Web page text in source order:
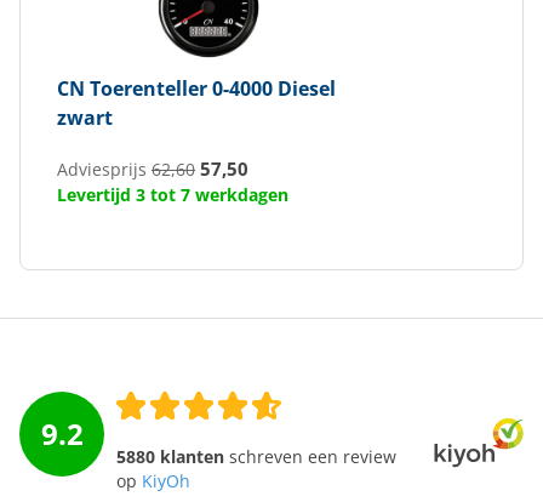
CN Toerenteller 0-4000 Diesel
zwart
Adviesprijs 62,60 57,50
Levertijd 3 tot 7 werkdagen
9.2
5880 klanten schreven een review
op KiyOh